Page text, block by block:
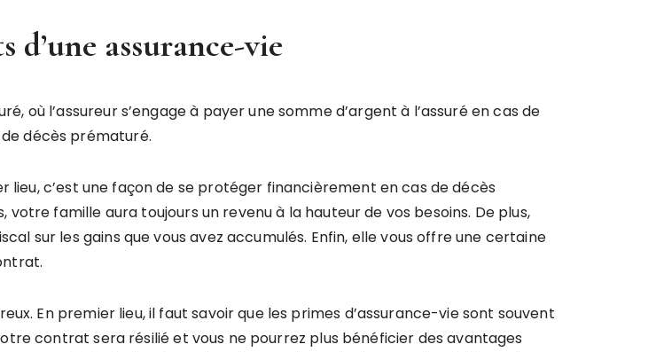
d’une assurance-vie
où l’assureur s’engage à payer une somme d’argent à l’assuré en cas de
décès prématuré.
lieu, c’est une façon de se protéger financièrement en cas de décès
famille aura toujours un revenu à la hauteur de vos besoins. De plus,
sur les gains que vous avez accumulés. Enfin, elle vous offre une certaine
En premier lieu, il faut savoir que les primes d’assurance-vie sont souvent
contrat sera résilié et vous ne pourrez plus bénéficier des avantages